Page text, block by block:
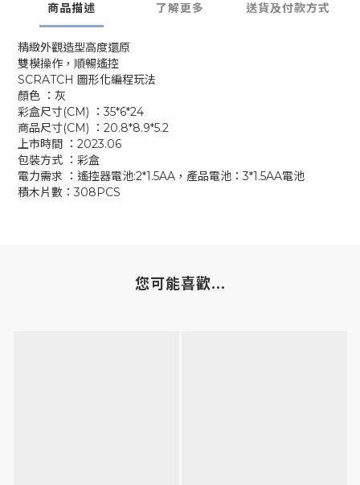
商品描述 了解更多 送貨及付款方式
精緻外觀造型高度還原
雙模操作，順暢遙控
SCRATCH 圖形化編程玩法
顏色 ：灰
彩盒尺寸(CM) ：35*6*24
商品尺寸(CM) ：20.8*8.9*5.2
上市時間 ：2023.06
包裝方式 ：彩盒
電力需求 ：遙控器電池:2*1.5AA，產品電池：3*1.5AA電池
積木片數：308PCS
您可能喜歡...